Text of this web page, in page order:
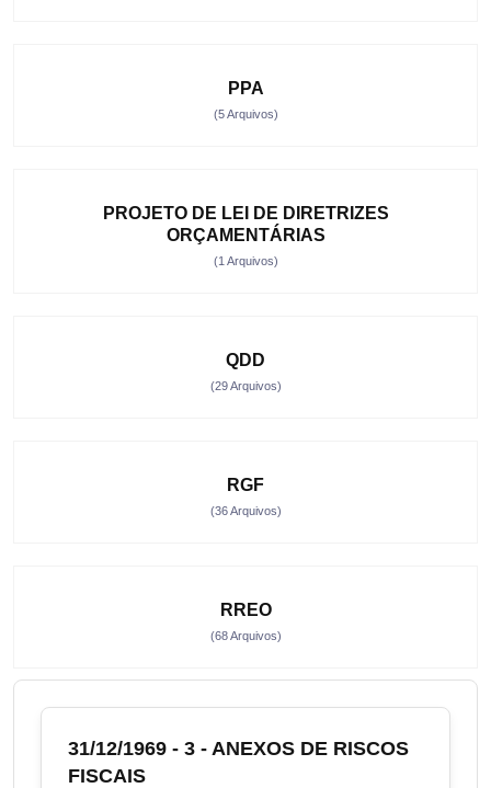
PPA
(5 Arquivos)
PROJETO DE LEI DE DIRETRIZES
ORÇAMENTÁRIAS
(1 Arquivos)
QDD
(29 Arquivos)
RGF
(36 Arquivos)
RREO
(68 Arquivos)
31/12/1969 - 3 - ANEXOS DE RISCOS
FISCAIS